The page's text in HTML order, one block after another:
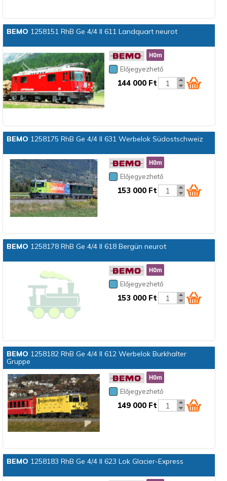
BEMO 1258151 RhB Ge 4/4 II 611 Landquart neurot
Előjegyezhető
144 000 Ft
BEMO 1258175 RhB Ge 4/4 II 631 Werbelok Südostschweiz
Előjegyezhető
153 000 Ft
BEMO 1258178 RhB Ge 4/4 II 618 Bergün neurot
Előjegyezhető
153 000 Ft
BEMO 1258182 RhB Ge 4/4 II 612 Werbelok Burkhalter
Gruppe
Előjegyezhető
149 000 Ft
BEMO 1258183 RhB Ge 4/4 II 623 Lok Glacier-Express